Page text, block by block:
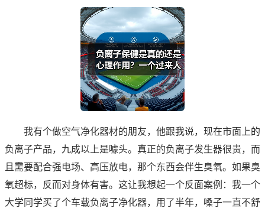
我有个做空气净化器材的朋友，他跟我说，现在市面上的
负离子产品，九成以上是噱头。真正的负离子发生器很贵，而
且需要配合强电场、高压放电，那个东西会伴生臭氧。如果臭
氧超标，反而对身体有害。这让我想起一个反面案例：我一个
大学同学买了个车载负离子净化器，用了半年，嗓子一直不舒